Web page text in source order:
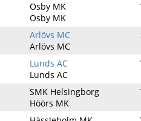
Osby MK
Osby MK
Arlövs MC
Arlövs MC
Lunds AC
Lunds AC
SMK Helsingborg
Höörs MK